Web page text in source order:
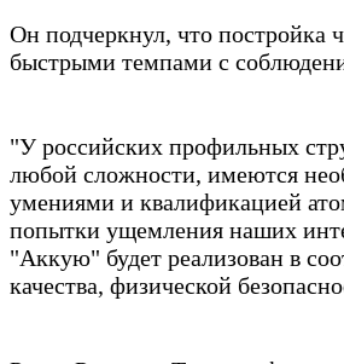
Он подчеркнул, что постройка
быстрыми темпами с
"У российских профильных
любой сложности, имеются
умениями и квалификацией
попытки ущемления наших
"Аккую" будет реализован в
качества, физической